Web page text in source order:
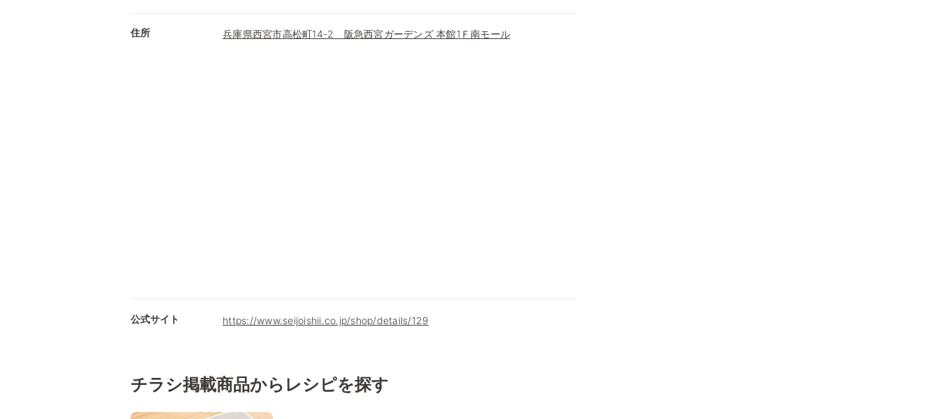
住所 兵庫県西宮市高松町14-2 阪急西宮ガーデンズ 本館1Ｆ南モール
公式サイト https://www.seijoishii.co.jp/shop/details/129
チラシ掲載商品からレシピを探す